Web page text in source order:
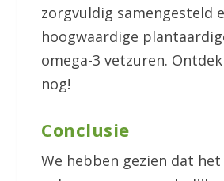
zorgvuldig samengesteld
hoogwaardige
omega-3 vetzuren.
nog!
Conclusie
We hebben gezien dat